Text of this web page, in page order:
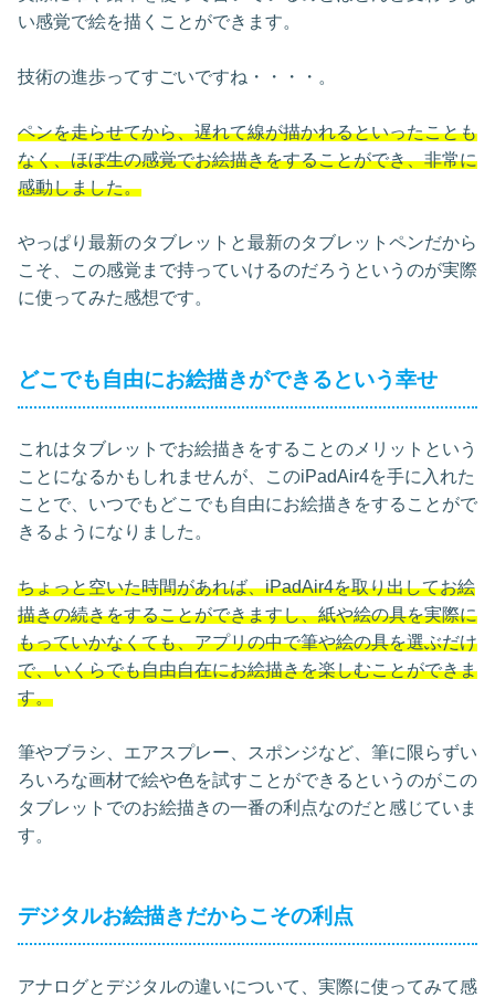
い感覚で絵を描くことができます。
技術の進歩ってすごいですね・・・・。
ペンを走らせてから、遅れて線が描かれるといったことも
なく、ほぼ生の感覚でお絵描きをすることができ、非常に
感動しました。
やっぱり最新のタブレットと最新のタブレットペンだから
こそ、この感覚まで持っていけるのだろうというのが実際
に使ってみた感想です。
どこでも自由にお絵描きができるという幸せ
これはタブレットでお絵描きをすることのメリットという
ことになるかもしれませんが、このiPadAir4を手に入れた
ことで、いつでもどこでも自由にお絵描きをすることがで
きるようになりました。
ちょっと空いた時間があれば、iPadAir4を取り出してお絵
描きの続きをすることができますし、紙や絵の具を実際に
もっていかなくても、アプリの中で筆や絵の具を選ぶだけ
で、いくらでも自由自在にお絵描きを楽しむことができま
す。
筆やブラシ、エアスプレー、スポンジなど、筆に限らずい
ろいろな画材で絵や色を試すことができるというのがこの
タブレットでのお絵描きの一番の利点なのだと感じていま
す。
デジタルお絵描きだからこその利点
アナログとデジタルの違いについて、実際に使ってみて感